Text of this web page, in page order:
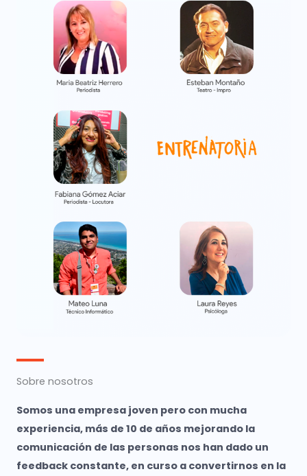
Sobre nosotros
Somos una empresa joven pero con mucha
experiencia, más de 10 de años mejorando la
comunicación de las personas nos han dado un
feedback constante, en curso a convertirnos en la